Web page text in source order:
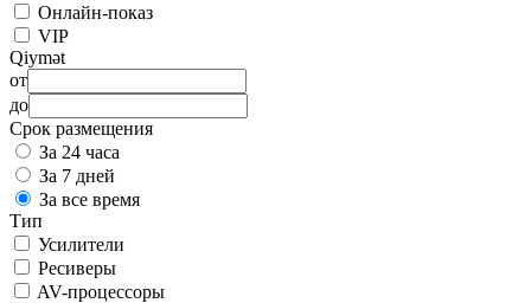
Онлайн-показ
VIP
Qiymət
от
до
Срок размещения
За 24 часа
За 7 дней
За все время
Тип
Усилители
Ресиверы
AV-процессоры